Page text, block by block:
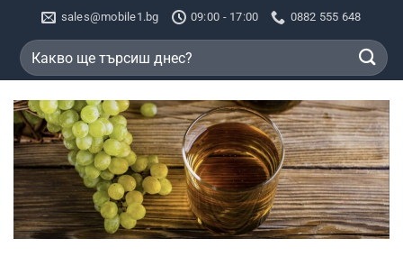
sales@mobile1.bg 09:00 - 17:00 0882 555 648
Търсене
за: